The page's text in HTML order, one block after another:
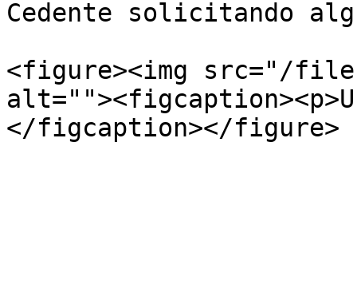
Cedente solicitando
<figure><img src="/files/